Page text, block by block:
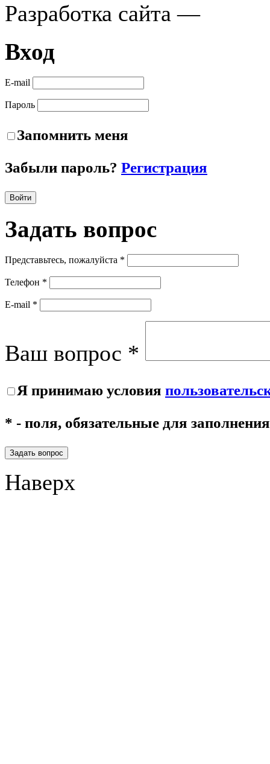
Разработка сайта —
Вход
E-mail
Пароль
Запомнить меня
Забыли пароль? Регистрация
Войти
Задать вопрос
Представьтесь, пожалуйста *
Телефон *
E-mail *
Ваш вопрос *
Я принимаю условия
* - поля, обязательные для заполнения
Задать вопрос
Наверх